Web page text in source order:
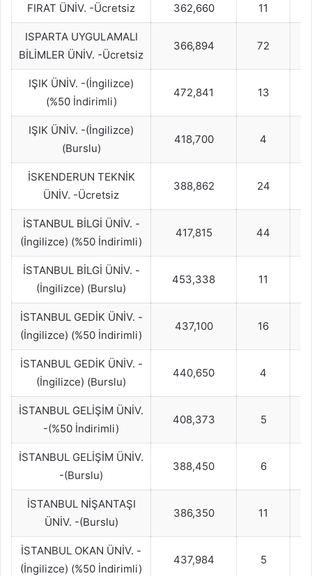
FIRAT ÜNİV. -Ücretsiz 362,660 11
ISPARTA UYGULAMALI
BİLİMLER ÜNİV. -Ücretsiz
366,894 72
IŞIK ÜNİV. -(İngilizce)
(%50 İndirimli)
472,841 13
IŞIK ÜNİV. -(İngilizce)
(Burslu)
418,700 4
İSKENDERUN TEKNİK
ÜNİV. -Ücretsiz
388,862 24
İSTANBUL BİLGİ ÜNİV. -
(İngilizce) (%50 İndirimli)
417,815 44
İSTANBUL BİLGİ ÜNİV. -
(İngilizce) (Burslu)
453,338 11
İSTANBUL GEDİK ÜNİV. -
(İngilizce) (%50 İndirimli)
437,100 16
İSTANBUL GEDİK ÜNİV. -
(İngilizce) (Burslu)
440,650 4
İSTANBUL GELİŞİM ÜNİV.
-(%50 İndirimli)
408,373 5
İSTANBUL GELİŞİM ÜNİV.
-(Burslu)
388,450 6
İSTANBUL NİŞANTAŞI
ÜNİV. -(Burslu)
386,350 11
İSTANBUL OKAN ÜNİV. -
(İngilizce) (%50 İndirimli)
437,984 5